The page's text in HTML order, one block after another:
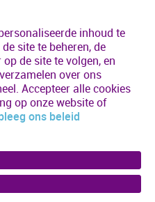
inhoud te
site te beheren, de
de site te volgen, en
over ons
Accepteer alle cookies
op onze website of
ons beleid